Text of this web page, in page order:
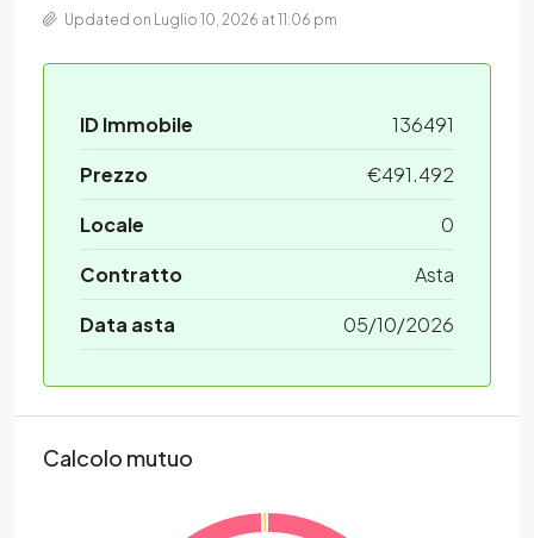
Updated on Luglio 10, 2026 at 11:06 pm
ID Immobile
136491
Prezzo
€491.492
Locale
0
Contratto
Asta
Data asta
05/10/2026
Calcolo mutuo